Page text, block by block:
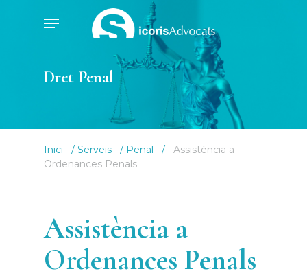
Menu
Dret Penal
Inici / Serveis / Penal /
Assistència a
Ordenances Penals
Assistència a
Ordenances Penals